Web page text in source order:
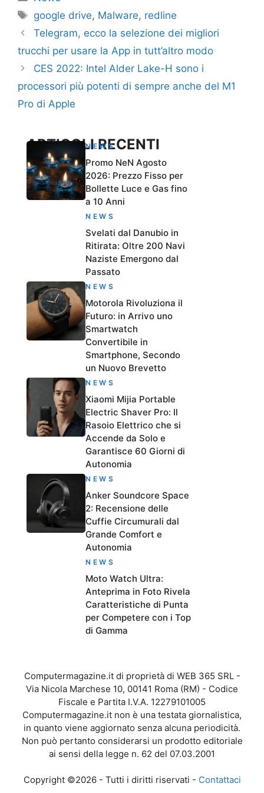
Tag
google drive, Malware, redline
Telegram, ecco la selezione dei migliori
trucchi per usare la App in tutt’altro modo
CES 2022: Intel Alder Lake-H sono i
processori più potenti di sempre anche del M1
Pro di Apple
ARTICOLI RECENTI
NEWS
Promo NeN Agosto
2026: Prezzo Fisso per
Bollette Luce e Gas fino
a 10 Anni
NEWS
Svelati dal Danubio in
Ritirata: Oltre 200 Navi
Naziste Emergono dal
Passato
NEWS
Motorola Rivoluziona il
Futuro: in Arrivo uno
Smartwatch
Convertibile in
Smartphone, Secondo
un Nuovo Brevetto
NEWS
Xiaomi Mijia Portable
Electric Shaver Pro: Il
Rasoio Elettrico che si
Accende da Solo e
Garantisce 60 Giorni di
Autonomia
NEWS
Anker Soundcore Space
2: Recensione delle
Cuffie Circumurali dal
Grande Comfort e
Autonomia
NEWS
Moto Watch Ultra:
Anteprima in Foto Rivela
Caratteristiche di Punta
per Competere con i Top
di Gamma
Computermagazine.it di proprietà di WEB 365 SRL -
Via Nicola Marchese 10, 00141 Roma (RM) - Codice
Fiscale e Partita I.V.A. 12279101005
Computermagazine.it non è una testata giornalistica,
in quanto viene aggiornato senza alcuna periodicità.
Non può pertanto considerarsi un prodotto editoriale
ai sensi della legge n. 62 del 07.03.2001
Copyright ©2026 - Tutti i diritti riservati - Contattaci